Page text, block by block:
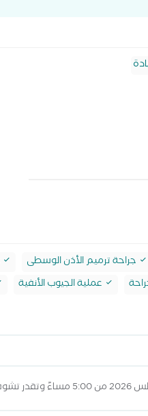
جراحة ترميم الأذن الوسطى
عملية الجيوب الأنفية